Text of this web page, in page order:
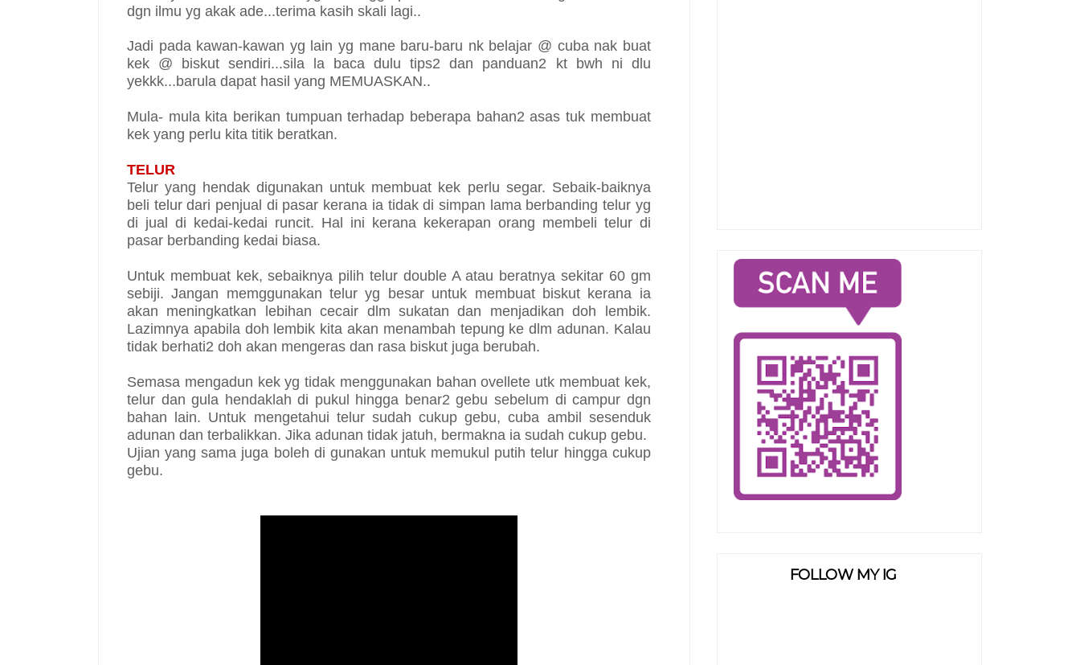
dgn ilmu yg akak ade...terima kasih skali lagi..
Jadi pada kawan-kawan yg lain yg mane baru-baru nk belajar @ cuba nak buat
kek @ biskut sendiri...sila la baca dulu tips2 dan panduan2 kt bwh ni dlu
yekkk...barula dapat hasil yang MEMUASKAN..
Mula- mula kita berikan tumpuan terhadap beberapa bahan2 asas tuk membuat
kek yang perlu kita titik beratkan.
TELUR
Telur yang hendak digunakan untuk membuat kek perlu segar. Sebaik-baiknya
beli telur dari penjual di pasar kerana ia tidak di simpan lama berbanding telur yg
di jual di kedai-kedai runcit. Hal ini kerana kekerapan orang membeli telur di
pasar berbanding kedai biasa.
Untuk membuat kek, sebaiknya pilih telur double A atau beratnya sekitar 60 gm
sebiji. Jangan memggunakan telur yg besar untuk membuat biskut kerana ia
akan meningkatkan lebihan cecair dlm sukatan dan menjadikan doh lembik.
Lazimnya apabila doh lembik kita akan menambah tepung ke dlm adunan. Kalau
tidak berhati2 doh akan mengeras dan rasa biskut juga berubah.
Semasa mengadun kek yg tidak menggunakan bahan ovellete utk membuat kek,
telur dan gula hendaklah di pukul hingga benar2 gebu sebelum di campur dgn
bahan lain. Untuk mengetahui telur sudah cukup gebu, cuba ambil sesenduk
adunan dan terbalikkan. Jika adunan tidak jatuh, bermakna ia sudah cukup gebu.
Ujian yang sama juga boleh di gunakan untuk memukul putih telur hingga cukup
gebu.
FOLLOW MY IG